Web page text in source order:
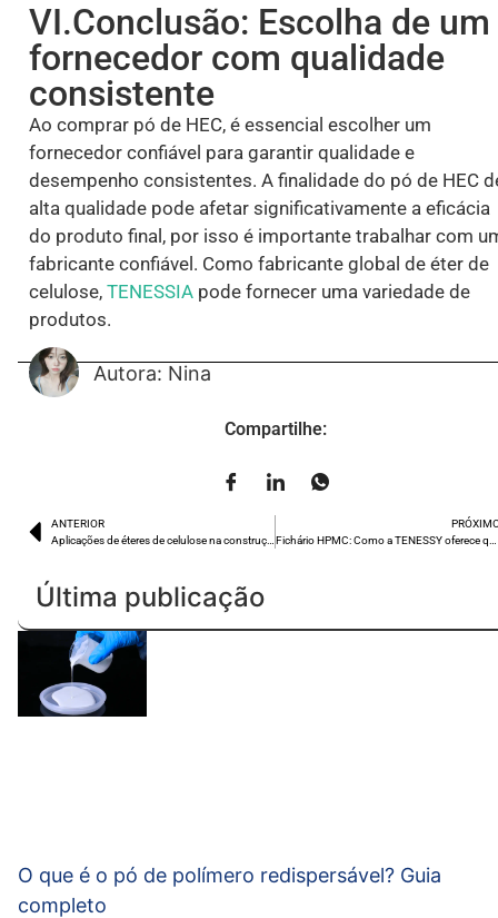
VI.Conclusão: Escolha de um
fornecedor com qualidade
consistente
Ao comprar pó de HEC, é essencial escolher um
fornecedor confiável para garantir qualidade e
desempenho consistentes. A finalidade do pó de HEC
alta qualidade pode afetar significativamente a eficácia
do produto final, por isso é importante trabalhar com
fabricante confiável. Como fabricante global de éter de
celulose, TENESSIA pode fornecer uma variedade de
produtos.
Autora: Nina
Compartilhe:
ANTERIOR
Última publicação
O que é o pó de polímero redispersável? Guia
completo